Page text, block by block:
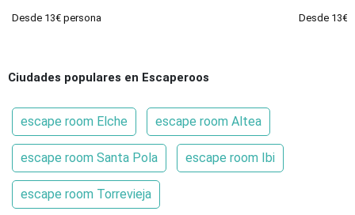
Desde 13€ persona Desde 13€
Ciudades populares en Escaperoos
escape room Elche escape room Altea
escape room Santa Pola escape room Ibi
escape room Torrevieja